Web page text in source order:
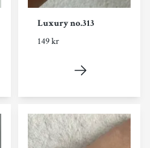
Luxury no.313
149 kr